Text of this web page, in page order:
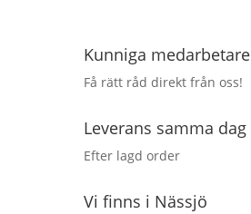
Kunniga medarbetare
Få rätt råd direkt från oss!
Leverans samma dag
Efter lagd order
Vi finns i Nässjö